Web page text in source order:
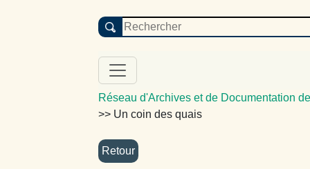
Réseau d'Archives et de Documentation
>> Un coin des quais